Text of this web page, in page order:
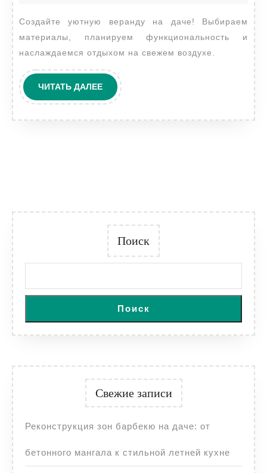
планировка,
материалы,
декор
мебель
Создайте уютную веранду на даче! Выбираем
материалы, планируем функциональность и
наслаждаемся отдыхом на свежем воздухе.
ЧИТАТЬ ДАЛЕЕЧИТАТЬ
ДАЛЕЕ
Поиск
Поиск
Свежие записи
Реконструкция зон барбекю на даче: от
бетонного мангала к стильной летней кухне